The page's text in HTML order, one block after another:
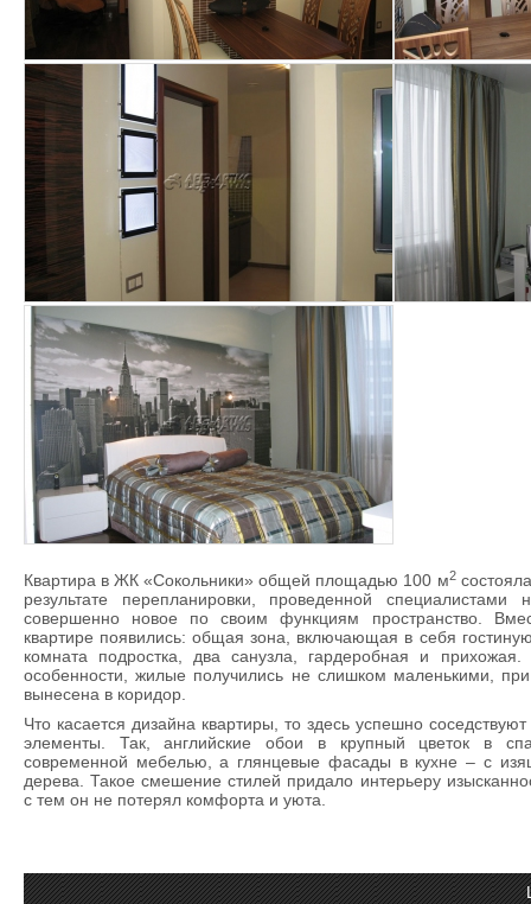
Квартира в ЖК «Сокольники» общей площадью 100 м2
результате перепланировки, проведенной специалистами
совершенно новое по своим функциям пространство.
квартире появились: общая зона, включающая в себя
комната подростка, два санузла, гардеробная и
особенности, жилые получились не слишком маленькими,
вынесена в коридор.
Что касается дизайна квартиры, то здесь успешно
элементы. Так, английские обои в крупный цветок в
современной мебелью, а глянцевые фасады в кухне – с
дерева. Такое смешение стилей придало интерьеру
с тем он не потерял комфорта и уюта.